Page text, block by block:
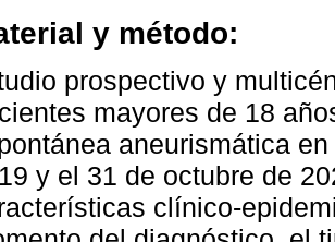
y método:
prospectivo y
mayores de 18
aneurismática
y el 31 de octubre de
clínico-